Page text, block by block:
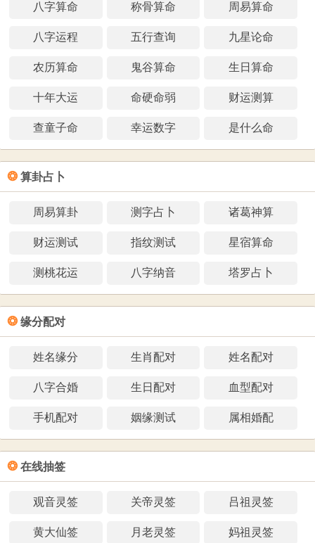
八字算命 称骨算命 周易算命
八字运程 五行查询 九星论命
农历算命 鬼谷算命 生日算命
十年大运 命硬命弱 财运测算
查童子命 幸运数字 是什么命
❂ 算卦占卜
周易算卦 测字占卜 诸葛神算
财运测试 指纹测试 星宿算命
测桃花运 八字纳音 塔罗占卜
❂ 缘分配对
姓名缘分 生肖配对 姓名配对
八字合婚 生日配对 血型配对
手机配对 姻缘测试 属相婚配
❂ 在线抽签
观音灵签 关帝灵签 吕祖灵签
黄大仙签 月老灵签 妈祖灵签